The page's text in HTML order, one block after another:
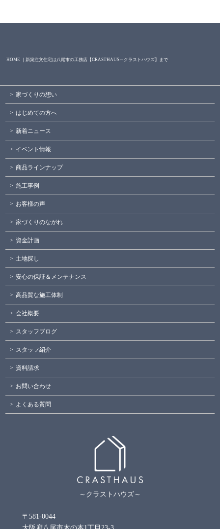
HOME ｜新築注文住宅は八尾市の工務店【CRASTHAUS～クラストハウズ】まで
家づくりの想い
はじめての方へ
新着ニュース
イベント情報
商品ラインナップ
施工事例
お客様の声
家づくりのながれ
資金計画
土地探し
安心の保証＆メンテナンス
高品質な施工体制
会社概要
スタッフブログ
スタッフ紹介
資料請求
お問い合わせ
よくある質問
～クラストハウズ～
〒581-0044